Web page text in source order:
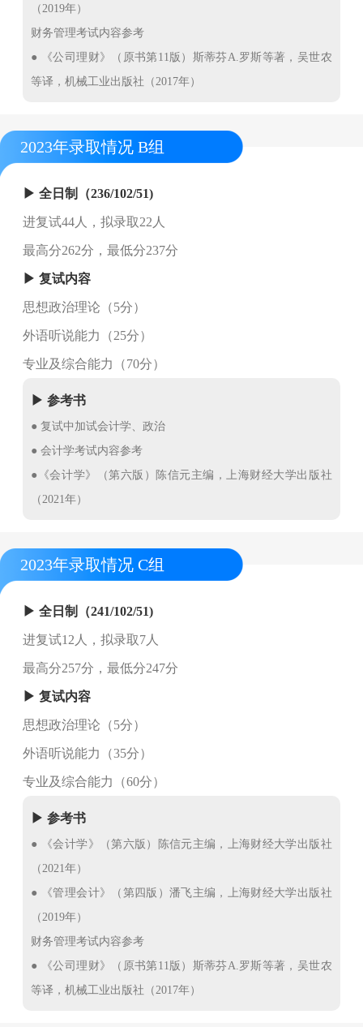
（2019年）
财务管理考试内容参考
● 《公司理财》（原书第11版）斯蒂芬A.罗斯等著，吴世农
等译，机械工业出版社（2017年）
2023年录取情况 B组
▶ 全日制（236/102/51)
进复试44人，拟录取22人
最高分262分，最低分237分
▶ 复试内容
思想政治理论（5分）
外语听说能力（25分）
专业及综合能力（70分）
▶ 参考书
● 复试中加试会计学、政治
● 会计学考试内容参考
●《会计学》（第六版）陈信元主编，上海财经大学出版社
（2021年）
2023年录取情况 C组
▶ 全日制（241/102/51)
进复试12人，拟录取7人
最高分257分，最低分247分
▶ 复试内容
思想政治理论（5分）
外语听说能力（35分）
专业及综合能力（60分）
▶ 参考书
● 《会计学》（第六版）陈信元主编，上海财经大学出版社
（2021年）
● 《管理会计》（第四版）潘飞主编，上海财经大学出版社
（2019年）
财务管理考试内容参考
● 《公司理财》（原书第11版）斯蒂芬A.罗斯等著，吴世农
等译，机械工业出版社（2017年）